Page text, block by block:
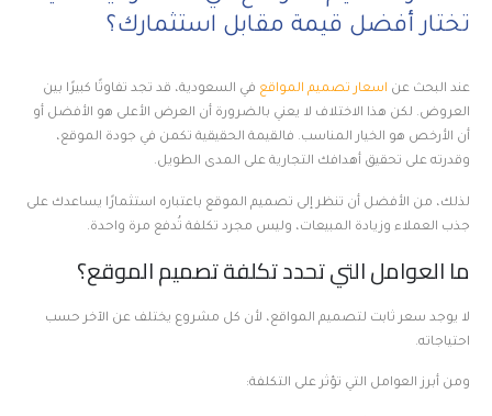
تختار أفضل قيمة مقابل استثمارك؟
عند البحث عن اسعار تصميم المواقع في السعودية، قد تجد تفاوتًا كبيرًا بين
العروض. لكن هذا الاختلاف لا يعني بالضرورة أن العرض الأعلى هو الأفضل أو
أن الأرخص هو الخيار المناسب. فالقيمة الحقيقية تكمن في جودة الموقع،
وقدرته على تحقيق أهدافك التجارية على المدى الطويل.
لذلك، من الأفضل أن تنظر إلى تصميم الموقع باعتباره استثمارًا يساعدك على
جذب العملاء وزيادة المبيعات، وليس مجرد تكلفة تُدفع مرة واحدة.
ما العوامل التي تحدد تكلفة تصميم الموقع؟
لا يوجد سعر ثابت لتصميم المواقع، لأن كل مشروع يختلف عن الآخر حسب
احتياجاته.
ومن أبرز العوامل التي تؤثر على التكلفة: